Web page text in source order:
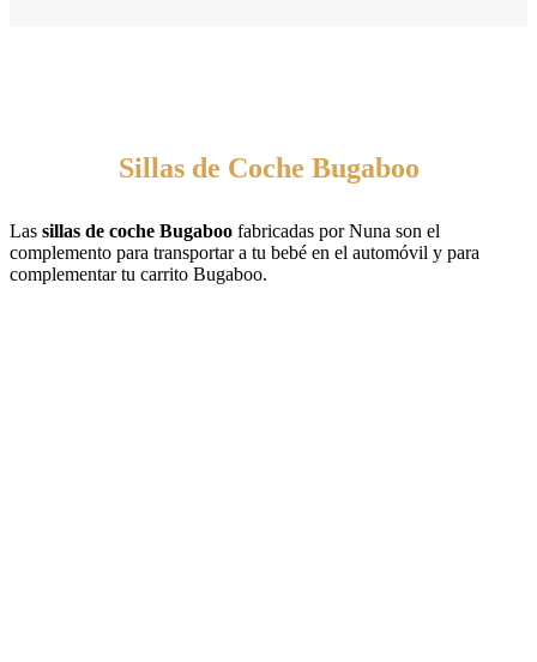
Sillas de Coche Bugaboo
Las sillas de coche Bugaboo fabricadas por Nuna son el
complemento para transportar a tu bebé en el automóvil y para
complementar tu carrito Bugaboo.